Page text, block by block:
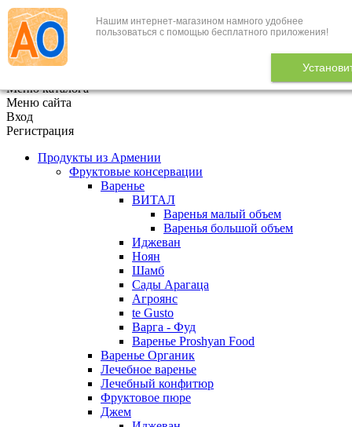
Нашим интернет-магазином намного удобнее
пользоваться с помощью бесплатного приложения!
+7 (495) 646-888-1
В корзине 0
Меню каталога
Меню сайта
Вход
Регистрация
Продукты из Армении
Фруктовые консервации
Варенье
ВИТАЛ
Варенья малый объем
Варенья большой объем
Иджеван
Ноян
Шамб
Сады Арагаца
Агроянс
te Gusto
Варга - Фуд
Варенье Proshyan Food
Варенье Органик
Лечебное варенье
Лечебный конфитюр
Фруктовое пюре
Джем